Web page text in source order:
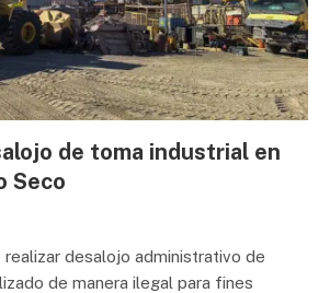
de toma industrial en
Seco
realizar desalojo administrativo de
de manera ilegal para fines